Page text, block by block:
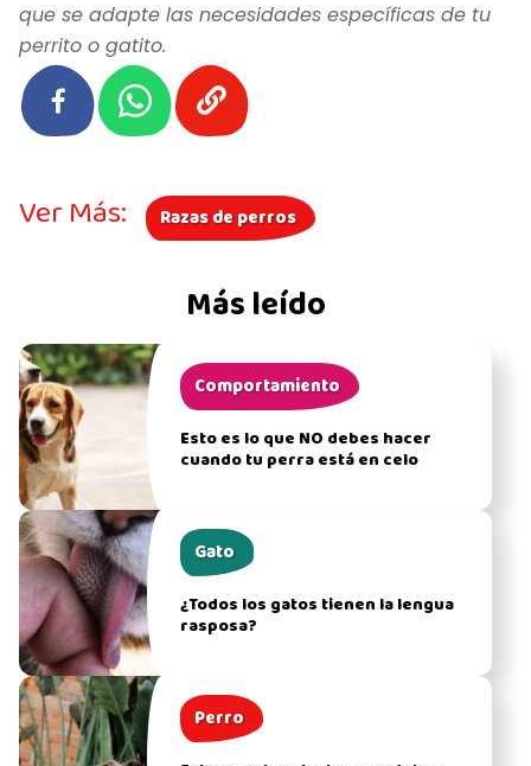
que se adapte las necesidades específicas de tu
perrito o gatito.
Más leído
Comportamiento
Esto es lo que NO debes hacer
cuando tu perra está en celo
Gato
¿Todos los gatos tienen la lengua
rasposa?
Perro
Ver Más: Razas de perros